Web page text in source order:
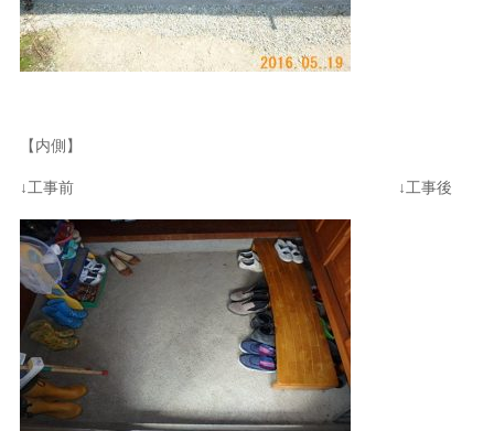
【内側】
↓工事前 ↓工事後